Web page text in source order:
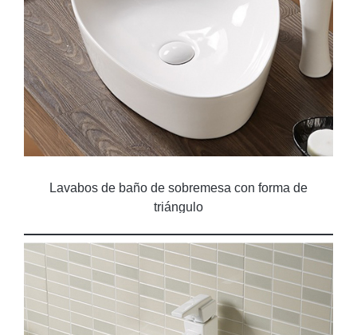
Lavabos de baño de sobremesa con forma de
triángulo